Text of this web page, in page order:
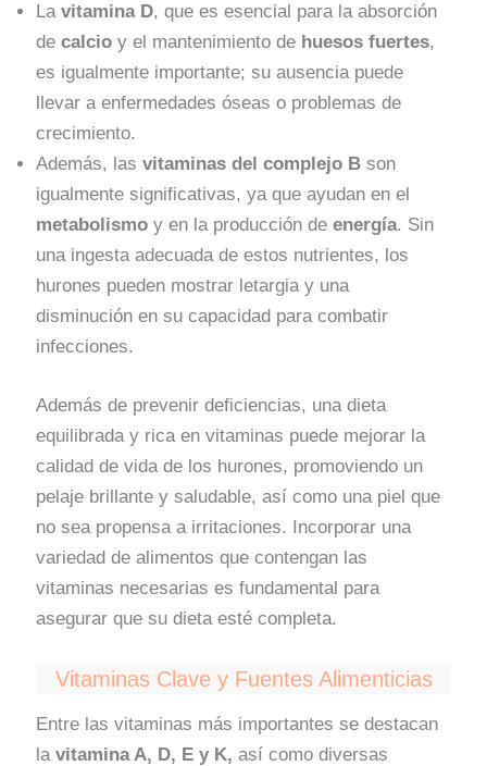
Lavitamina D, que es esencial para la absorción
decalcioy el mantenimiento de huesos fuertes,
es igualmente importante; su ausencia puede
llevar a enfermedades óseas o problemas de
crecimiento.
Además, lasvitaminas del complejo Bson
igualmente significativas, ya que ayudan en el
metabolismoy en la producción deenergía. Sin
una ingesta adecuada de estos nutrientes, los
hurones pueden mostrar letargia y una
disminución en su capacidad para combatir
infecciones.
Además de prevenir deficiencias, una dieta
equilibrada y rica en vitaminas puede mejorar la
calidad de vida de los hurones, promoviendo un
pelaje brillante y saludable, así como una piel que
no sea propensa a irritaciones. Incorporar una
variedad de alimentos que contengan las
vitaminas necesarias es fundamental para
asegurar que su dieta esté completa.
Vitaminas Clave y Fuentes Alimenticias
Entre las vitaminas más importantes se destacan
lavitamina A, D, E y K,así como diversas